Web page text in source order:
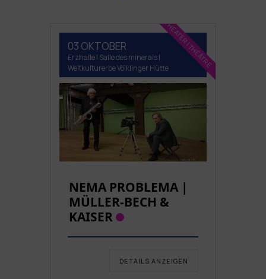
03 OKTOBER
Erzhalle | Salle des minerais |
Weltkulturerbe Völklinger HütteTHEATER | THÉÂTRE
NEMA PROBLEMA |
MÜLLER-BECH &
KAISER
DETAILS ANZEIGEN